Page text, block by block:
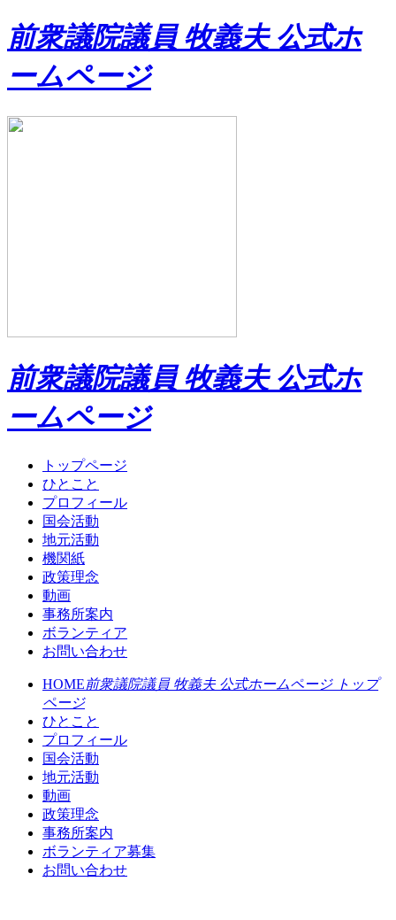
前衆議院議員 牧義夫 公式ホ
ームページ
前衆議院議員 牧義夫 公式ホ
ームページ
トップページ
ひとこと
プロフィール
国会活動
地元活動
機関紙
政策理念
動画
事務所案内
ボランティア
お問い合わせ
HOME前衆議院議員 牧義夫 公式ホームページ トップ
ページ
ひとこと
プロフィール
国会活動
地元活動
動画
政策理念
事務所案内
ボランティア募集
お問い合わせ